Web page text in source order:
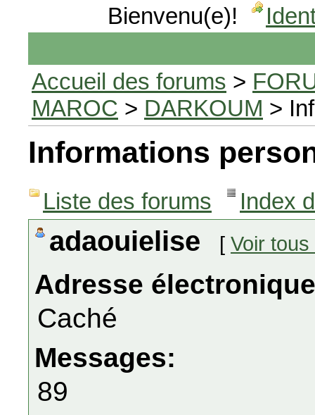
Bienvenu(e)!
Accueil des forums >
MAROC > DARKOUM >
Informations
Liste des forums Index
adaouielise [ Voir
Adresse
Caché
Messages:
89